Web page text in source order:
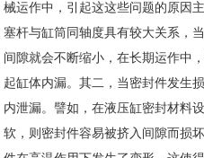
械运作中，引起这这些问题的原因
塞杆与缸筒同轴度具有较大关系，
间隙就会不断缩小，在长期运作中
起缸体内漏。其二，当密封件发生
内泄漏。譬如，在液压缸密封材料
软，则密封件容易被挤入间隙而损